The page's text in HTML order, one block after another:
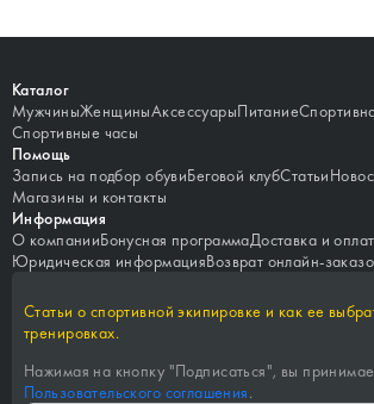
Каталог
МужчиныЖенщиныАксессуарыПитание
Спортивные часы
Помощь
Запись на подбор обувиБеговой клубСтатьи
Магазины и контакты
Информация
О компанииБонусная программаДоставка и
Юридическая информацияВозврат онлайн-
Статьи о спортивной экипировке и как ее
тренировках.
Нажимая на кнопку "Подписаться", вы
Пользовательского соглашения.